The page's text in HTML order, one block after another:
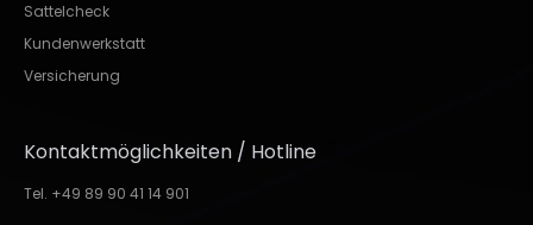
Sattelcheck
Kundenwerkstatt
Versicherung
Kontaktmöglichkeiten / Hotline
Tel. +49 89 90 41 14 901